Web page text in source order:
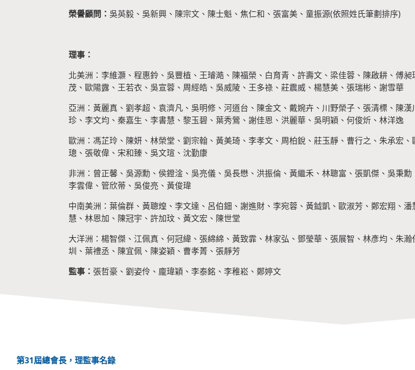
榮譽顧問： 吳英毅、吳新興、陳宗文、陳士魁、焦仁和、張富美、童振源(依照姓氏筆劃排序)
理事：
北美洲：李維灝、程惠鈴、吳豐植、王璿澔、陳福榮、白育青、許壽文、梁佳蓉、陳啟耕、傅
茂、歐陽露、王若衣、吳宣蓉、周經皓、吳威陵、王多祿、莊震威、楊慧美、張瑞彬、謝雪華
亞洲：黃麗真、劉孝超、袁濟凡、吳明修、河道台、陳金文、戴婉卉、川野榮子、張清標、陳
珍、李文均、秦嘉生、李書慧、黎玉碧、葉秀鶯、謝佳恩、洪麗華、吳明穎、何俊炘、林洋逸
歐洲：馮芷玲、陳妍、林榮堂、劉宗翰、黃美琦、李孝文、周柏銳、莊玉靜、曹行之、朱承宏
璁、張敬偉、宋和臻、吳文瑄、沈勤康
非洲：曾正馨、吳源勳、侯鐙淦、吳亮儀、吳長懋、洪振倫、黃繼禾、林聰富、張凱傑、吳秉
李雲偉、管欣蒂、吳俊亮、黃俊瑋
中南美洲：葉倫群、黃聰煌、李文達、呂伯鈿、謝進財、李宛蓉、黃鉞凱、歐淑芳、鄭宏翔、
慧、林恩加、陳冠宇、許加玟、黃文宏、陳世堂
大洋洲：楊智傑、江佩真、何冠緯、張綿綿、黃致霏、林家弘、鄧瑩華、張展智、林彥均、朱
圳、葉禮丞、陳宜佩、陳姿穎、曹孝菁、張靜芳
監事： 張哲豪、劉姿伶、龐瑋穎、李泰銘、李稚崧、鄭婷文
第31屆總會長，理監事名錄